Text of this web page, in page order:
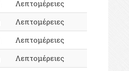
Λεπτομέρειες
Λεπτομέρειες
Λεπτομέρειες
Λεπτομέρειες